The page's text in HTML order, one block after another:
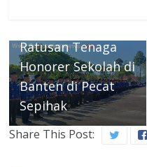
Ratusan Tenaga
Honorer Sekolah di
Banten di Pecat
Sepihak
Share This Post: